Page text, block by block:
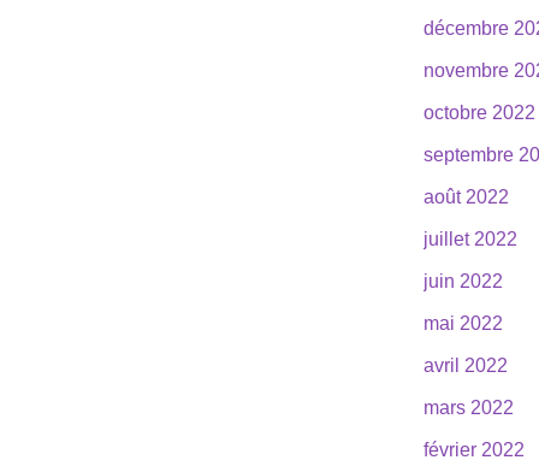
décembre
novembre
octobre 2022
septembre
août 2022
juillet 2022
juin 2022
mai 2022
avril 2022
mars 2022
février 2022